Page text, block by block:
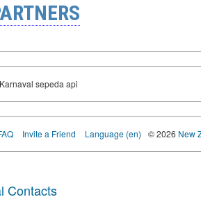
Karnaval sepeda api
Invite a Friend Language (en) © 2026 New
Contacts